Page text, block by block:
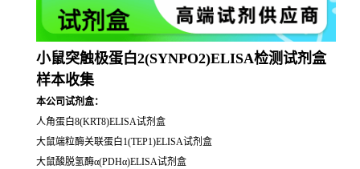
小鼠突触极蛋白2(SYNPO2)ELISA检测试剂盒
样本收集
本公司试剂盒：
人角蛋白8(KRT8)ELISA试剂盒
大鼠端粒酶关联蛋白1(TEP1)ELISA试剂盒
大鼠酸脱氢酶α(PDHα)ELISA试剂盒